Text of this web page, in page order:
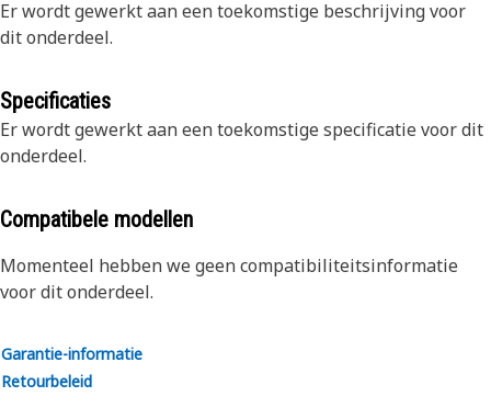
Er wordt gewerkt aan een toekomstige beschrijving voor
dit onderdeel.
Specificaties
Er wordt gewerkt aan een toekomstige specificatie voor dit
onderdeel.
Compatibele modellen
Momenteel hebben we geen compatibiliteitsinformatie
voor dit onderdeel.
Garantie-informatie
Retourbeleid